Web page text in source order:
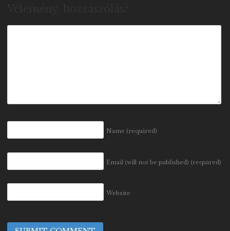
Name (required)
Email (will not be published) (required)
Website